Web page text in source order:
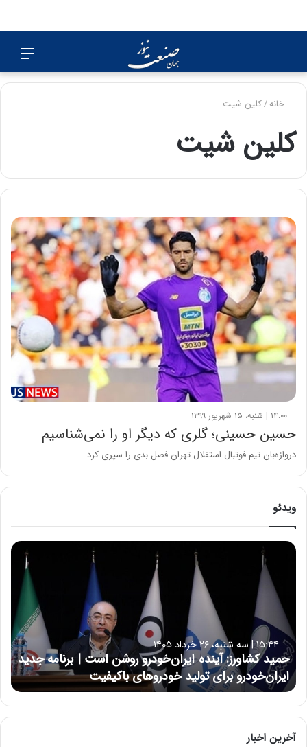
برای
خانه/کلین شیت
کلین شیت
۱۴:۰۰ | شنبه، ۱۵ شهریور ۱۳۹۹
حسین حسینی؛ گلری که دیگر او را نمی‌شناسیم
دروازه‌بان تیم فوتبال استقلال تهران فصل بدی را سپری کرد.
ویدئو
ح
ش
ا
و
ر
ز
:
آ
ی
ن
۱۵:۴۴ | سه شنبه، ۲۶ خرداد ۱۴۰۵
حمید کشاورز: آینده ایران‌خودرو روشن است | برنامه جدید
ایران‌خودرو برای تولید خودروهای باکیفیت
آخرین اخبار